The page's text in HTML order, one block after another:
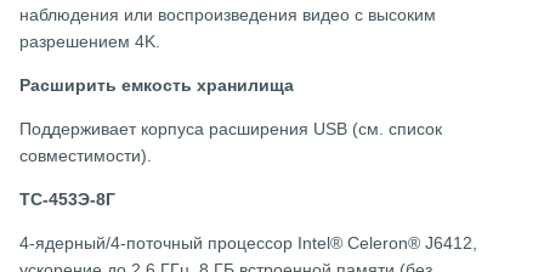
наблюдения или воспроизведения видео с высоким
разрешением 4K.
Расширить емкость хранилища
Поддерживает корпуса расширения USB (см. список
совместимости).
ТС-453Э-8Г
4-ядерный/4-поточный процессор Intel® Celeron® J6412,